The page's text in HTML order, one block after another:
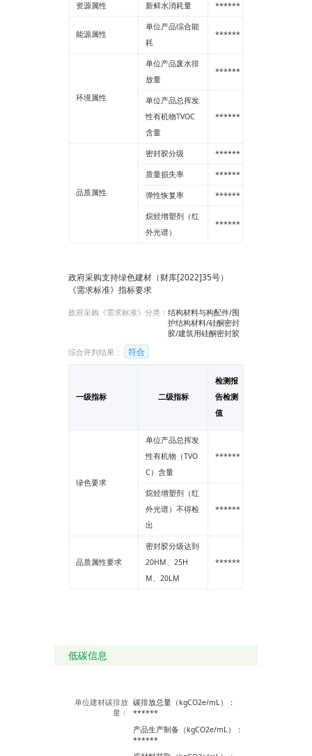
资源属性 新鲜水消耗量 ******
能源属性
单位产品综合能
耗
******
环境属性
单位产品废水排
放量
******
单位产品总挥发
性有机物TVOC
含量
******
品质属性
密封胶分级 ******
质量损失率 ******
弹性恢复率 ******
烷烃增塑剂（红
外光谱）
******
政府采购支持绿色建材（财库[2022]35号）
《需求标准》指标要求
政府采购《需求标准》分类：结构材料与构配件/围
护结构材料/硅酮密封
胶/建筑用硅酮密封胶
综合评判结果：
符合
一级指标 二级指标
检测报
告检测
值
绿色要求
单位产品总挥发
性有机物（TVO
C）含量
******
烷烃增塑剂（红
外光谱）不得检
出
******
品质属性要求
密封胶分级达到
20HM、25H
M、20LM
******
低碳信息
单位建材碳排放
量：
碳排放总量（kgCO2e/mL）：
******
产品生产制备（kgCO2e/mL）：
******